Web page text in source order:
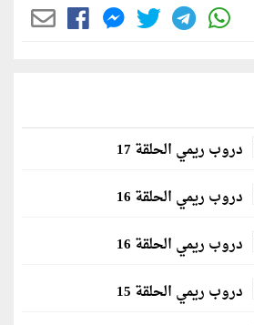
دروب ريمي الحلقة 17
دروب ريمي الحلقة 16
دروب ريمي الحلقة 16
دروب ريمي الحلقة 15